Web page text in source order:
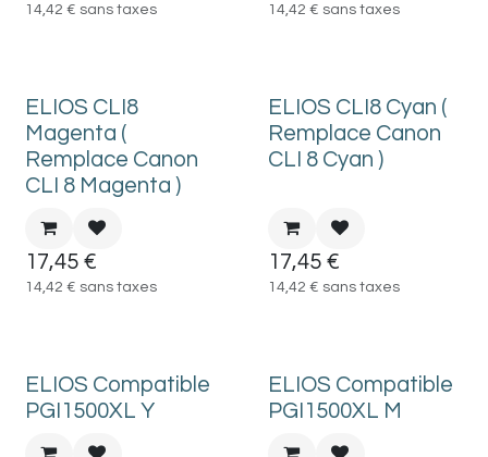
14,42 € sans taxes 14,42 € sans taxes
ELIOS CLI8
Magenta (
Remplace Canon
CLI 8 Magenta )
17,45 €
14,42 € sans taxes
ELIOS CLI8 Cyan (
Remplace Canon
CLI 8 Cyan )
17,45€
14,42 € sans taxes
ELIOS Compatible
PGI1500XL Y
ELIOS Compatible
PGI1500XL M